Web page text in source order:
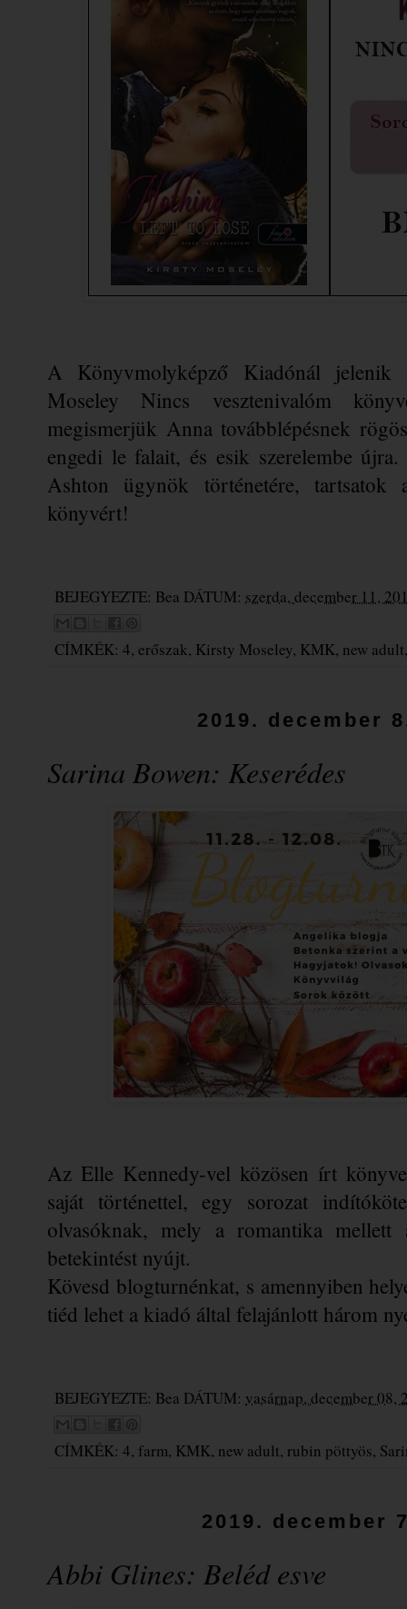
A Könyvmolyképző Kiadónál jelenik
Moseley Nincs vesztenivalóm
megismerjük Anna továbblépésnek
engedi le falait, és esik szerelembe
Ashton ügynök történetére, tartsatok
könyvért!
BEJEGYEZTE: Bea DÁTUM: szerda, december 11,
CÍMKÉK: 4, erőszak, Kirsty Moseley, KMK, new adult
2019. december
Sarina Bowen: Keserédes
Az Elle Kennedy-vel közösen írt
saját történettel, egy sorozat
olvasóknak, mely a romantika
betekintést nyújt.
Kövesd blogturnénkat, s amennyiben
tiéd lehet a kiadó által felajánlott három
BEJEGYEZTE: Bea DÁTUM: vasárnap, december 08,
CÍMKÉK: 4, farm, KMK, new adult, rubin pöttyös,
2019. december
Abbi Glines: Beléd esve